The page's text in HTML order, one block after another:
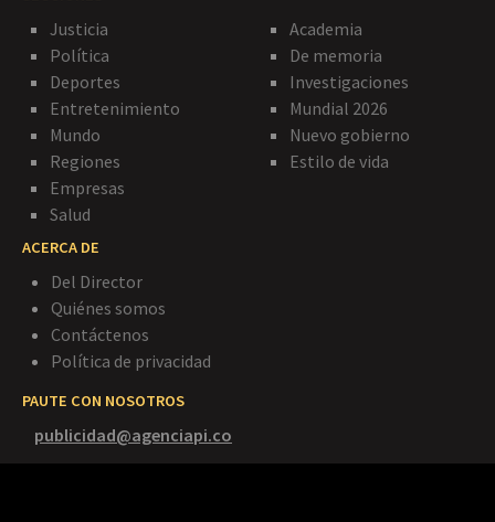
Justicia
Política
Deportes
Entretenimiento
Mundo
Regiones
Empresas
Salud
Academia
De memoria
Investigaciones
Mundial 2026
Nuevo gobierno
Estilo de vida
ACERCA DE
Del Director
Quiénes somos
Contáctenos
Política de privacidad
PAUTE CON NOSOTROS
publicidad@agenciapi.co